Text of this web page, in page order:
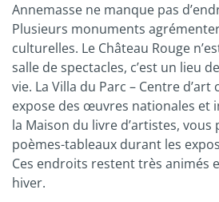
Annemasse ne manque pas
Plusieurs monuments
culturelles. Le Château Rouge
salle de spectacles, c’est un lieu
vie. La Villa du Parc – Centre
expose des œuvres nationales et
la Maison du livre d’artistes,
poèmes-tableaux durant les
Ces endroits restent très animés
hiver.